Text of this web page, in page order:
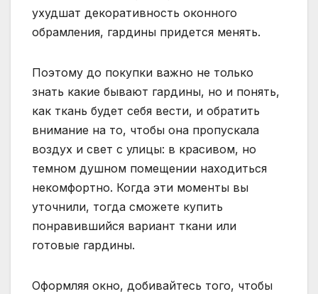
ухудшат декоративность оконного
обрамления, гардины придется менять.
Поэтому до покупки важно не только
знать какие бывают гардины, но и понять,
как ткань будет себя вести, и обратить
внимание на то, чтобы она пропускала
воздух и свет с улицы: в красивом, но
темном душном помещении находиться
некомфортно. Когда эти моменты вы
уточнили, тогда сможете купить
понравившийся вариант ткани или
готовые гардины.
Оформляя окно, добивайтесь того, чтобы